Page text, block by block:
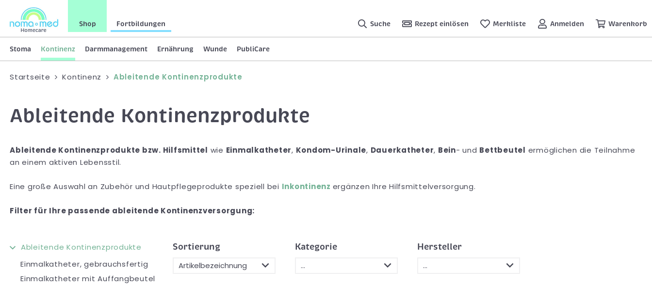
Shop Fortbildungen Suche Rezept einlösen Merkliste Anmelden Warenkorb
Stoma Kontinenz Darmmanagement Ernährung Wunde PubliCare
Startseite Kontinenz Ableitende Kontinenzprodukte
Ableitende Kontinenzprodukte
Ableitende Kontinenzprodukte bzw. Hilfsmittel wie Einmalkatheter, Kondom-Urinale, Dauerkatheter, Bein- und Bettbeutel ermöglichen die Teilnahme
an einem aktiven Lebensstil.
Eine große Auswahl an Zubehör und Hautpflegeprodukte speziell bei Inkontinenz ergänzen Ihre Hilfsmittelversorgung.
Filter für Ihre passende ableitende Kontinenzversorgung:
Ableitende Kontinenzprodukte
Einmalkatheter, gebrauchsfertig
Einmalkatheter mit Auffangbeutel
Sortierung Kategorie Hersteller